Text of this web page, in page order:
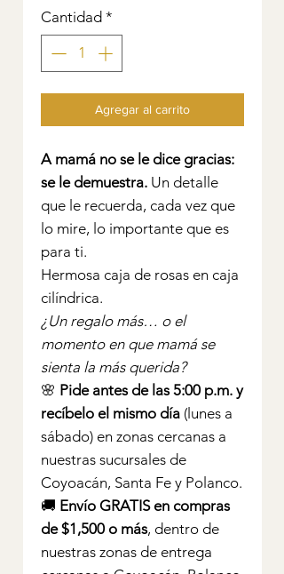
Cantidad *
Agregar al carrito
A mamá no se le dice gracias:
se le demuestra. Un detalle
que le recuerda, cada vez que
lo mire, lo importante que es
para ti.
Hermosa caja de rosas en caja
cilíndrica.
¿Un regalo más… o el
momento en que mamá se
sienta la más querida?
🌸 Pide antes de las 5:00 p.m. y
recíbelo el mismo día (lunes a
sábado) en zonas cercanas a
nuestras sucursales de
Coyoacán, Santa Fe y Polanco.
🚚 Envío GRATIS en compras
de $1,500 o más, dentro de
nuestras zonas de entrega